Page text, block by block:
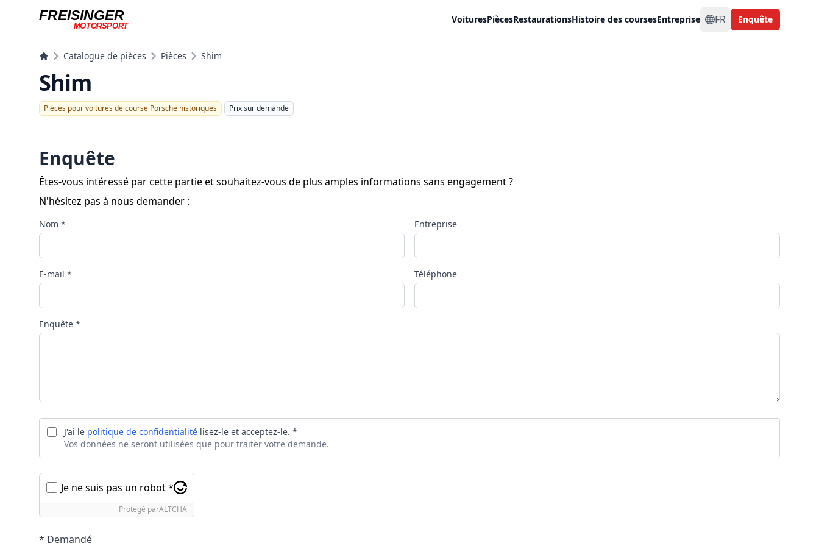
FREISINGER
MOTORSPORT
VoituresPiècesRestaurationsHistoire des coursesEntreprise FR Enquête
Catalogue de pièces Pièces Shim
Shim
Pièces pour voitures de course Porsche historiques Prix ​​sur demande
Enquête
Êtes-vous intéressé par cette partie et souhaitez-vous de plus amples informations sans engagement ?
N'hésitez pas à nous demander :
Nom * Entreprise
E-mail * Téléphone
Enquête *
J'ai le politique de confidentialité lisez-le et acceptez-le. *
Vos données ne seront utilisées que pour traiter votre demande.
Je ne suis pas un robot *
Protégé parALTCHA
* Demandé